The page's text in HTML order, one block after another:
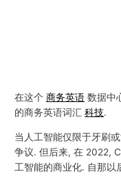
在这个商务英语 数据中
的商务英语词汇科技.
当人工智能仅限于牙刷
争议. 但后来, 在 2022,
工智能的商业化. 自那以